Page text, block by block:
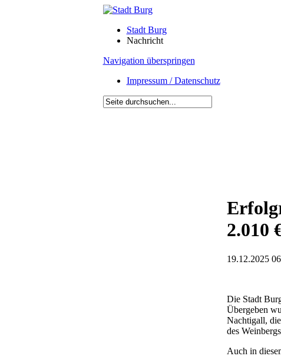
Stadt Burg
Nachricht
Navigation überspringen
Impressum / Datenschutz
2.010
19.12.2025
Die Stadt
Übergeben
Nachtigall,
des
Auch in